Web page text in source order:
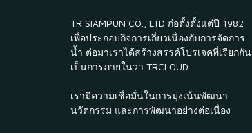
TR SIAMPUN CO., LTD ก่อตั้งตั้งแต่ปี 1982
เพื่อประกอบกิจการเกี่ยวเนื่องกับการจัดการ
น้ำ ต่อมาเราได้สร้างสรรค์โปรเจคที่เรียกกัน
เป็นการภายในว่า TRCLOUD.
เรามีความเชื่อมั่นในการมุ่งเน้นพัฒนา
นวัตกรรม และการพัฒนาอย่างต่อเนื่อง